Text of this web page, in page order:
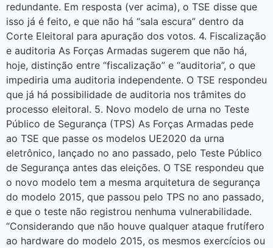
redundante. Em resposta (ver acima), o TSE disse que
isso já é feito, e que não há “sala escura” dentro da
Corte Eleitoral para apuração dos votos. 4. Fiscalização
e auditoria As Forças Armadas sugerem que não há,
hoje, distinção entre “fiscalização” e “auditoria”, o que
impediria uma auditoria independente. O TSE respondeu
que já há possibilidade de auditoria nos trâmites do
processo eleitoral. 5. Novo modelo de urna no Teste
Público de Segurança (TPS) As Forças Armadas pede
ao TSE que passe os modelos UE2020 da urna
eletrônico, lançado no ano passado, pelo Teste Público
de Segurança antes das eleições. O TSE respondeu que
o novo modelo tem a mesma arquitetura de segurança
do modelo 2015, que passou pelo TPS no ano passado,
e que o teste não registrou nenhuma vulnerabilidade.
“Considerando que não houve qualquer ataque frutífero
ao hardware do modelo 2015, os mesmos exercícios ou